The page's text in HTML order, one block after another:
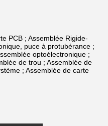
PCB ; Assemblée Rigide-
puce à protubérance ;
optoélectronique ;
de trou ; Assemblée de
; Assemblée de carte